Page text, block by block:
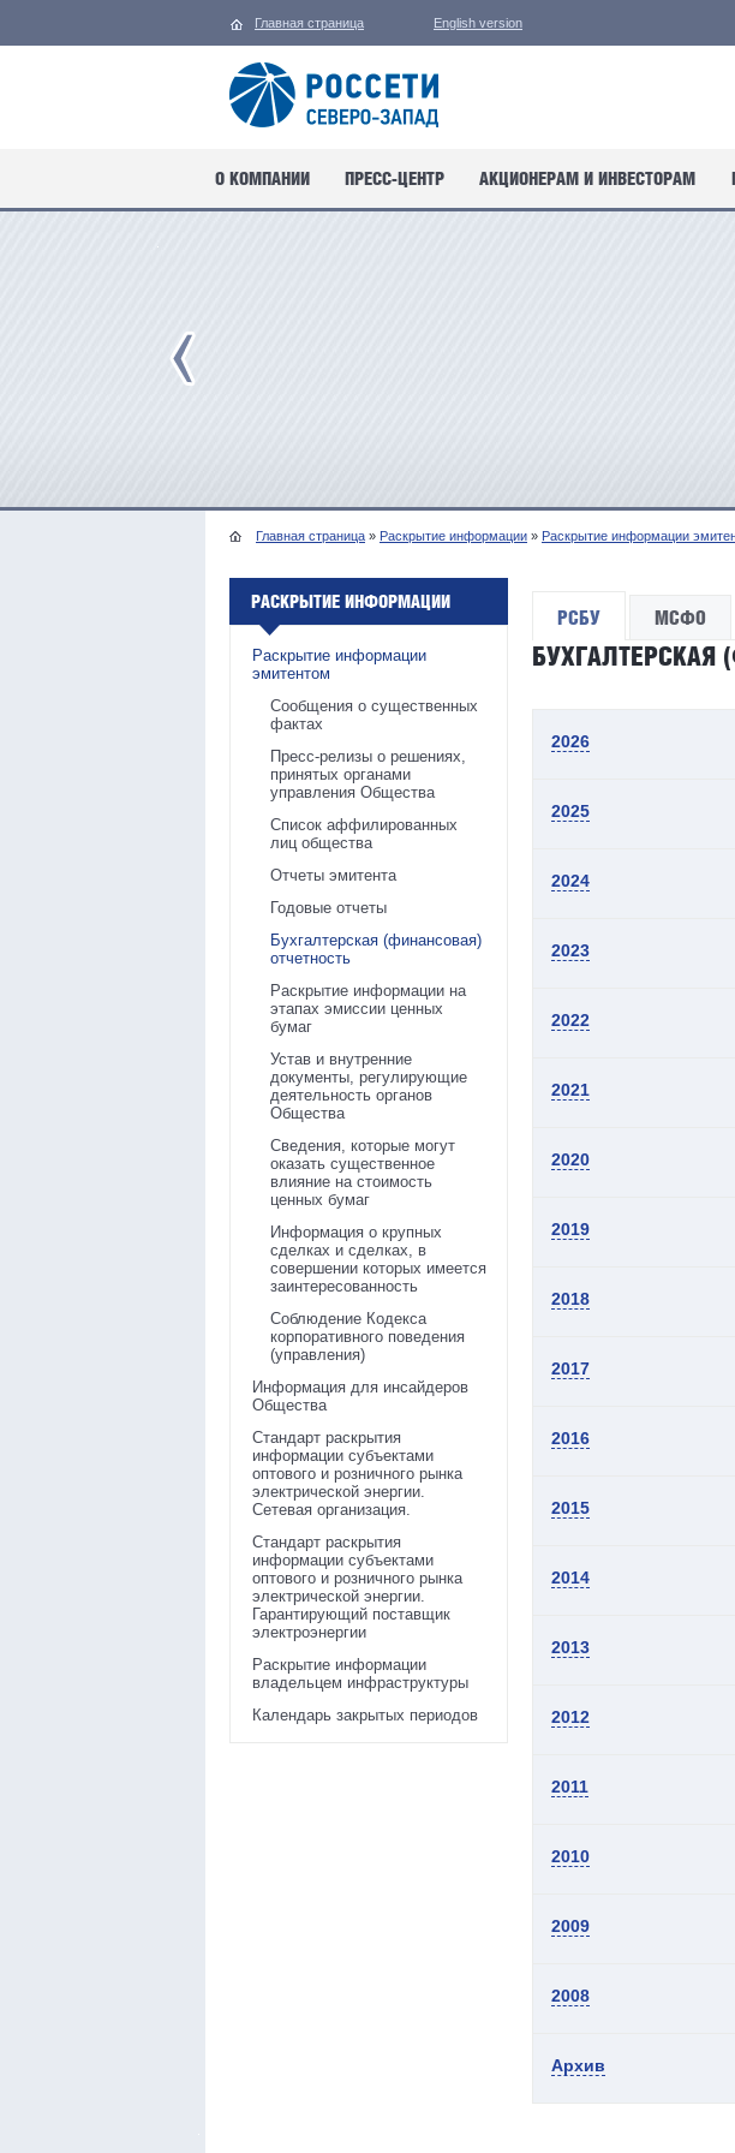
Главная страница English version
О КОМПАНИИ ПРЕСС-ЦЕНТР АКЦИОНЕРАМ И ИНВЕСТОРАМ
Главная страница » Раскрытие информации » Раскрытие информации
РАСКРЫТИЕ ИНФОРМАЦИИ
Раскрытие информации
эмитентом
Сообщения о существенных
фактах
Пресс-релизы о решениях,
принятых органами
управления Общества
Список аффилированных
лиц общества
Отчеты эмитента
Годовые отчеты
Бухгалтерская (финансовая)
отчетность
Раскрытие информации на
этапах эмиссии ценных
бумаг
Устав и внутренние
документы, регулирующие
деятельность органов
Общества
Сведения, которые могут
оказать существенное
влияние на стоимость
ценных бумаг
Информация о крупных
сделках и сделках, в
совершении которых имеется
заинтересованность
Соблюдение Кодекса
корпоративного поведения
(управления)
Информация для инсайдеров
Общества
Стандарт раскрытия
информации субъектами
оптового и розничного рынка
электрической энергии.
Сетевая организация.
Стандарт раскрытия
информации субъектами
оптового и розничного рынка
электрической энергии.
Гарантирующий поставщик
электроэнергии
Раскрытие информации
владельцем инфраструктуры
Календарь закрытых периодов
РСБУ МСФО
БУХГАЛТЕРСКАЯ
2026
2025
2024
2023
2022
2021
2020
2019
2018
2017
2016
2015
2014
2013
2012
2011
2010
2009
2008
Архив